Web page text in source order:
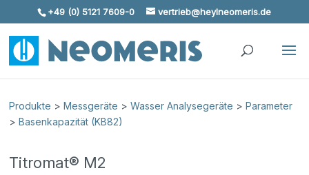
Skip To Content
+49 (0) 5121 7609-0 vertrieb@heylneomeris.de
Produkte >Messgeräte >Wasser Analysegeräte >Parameter
>Basenkapazität (KB82)
Titromat® M2